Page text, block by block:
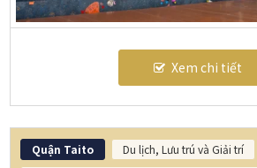
Xem chi tiết
Quận Taito
Du lịch, Lưu trú và Giải trí